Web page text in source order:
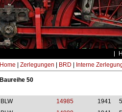
Home Zerlegungen BRD Interne
Baureihe 50
BLW 14985 1941